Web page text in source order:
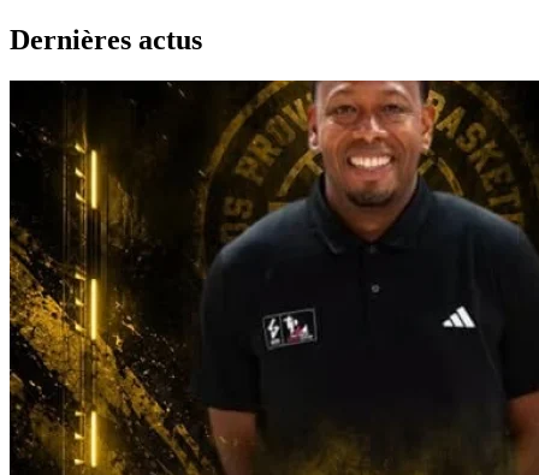
Dernières actus